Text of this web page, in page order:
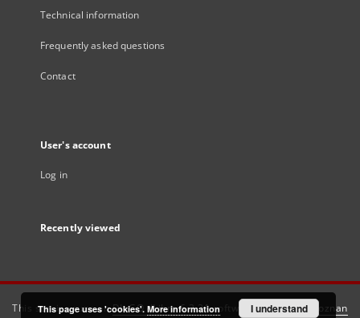
Technical information
Frequently asked questions
Contact
User's account
Log in
Recently viewed
This service runs onDInGO dLibra 6.3.21software created by
Poznan
This page uses 'cookies'. More information I understand